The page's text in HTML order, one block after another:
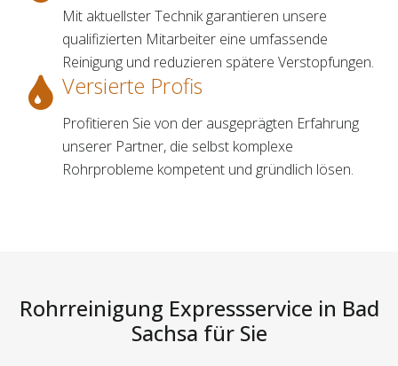
Mit aktuellster Technik garantieren unsere
qualifizierten Mitarbeiter eine umfassende
Reinigung und reduzieren spätere Verstopfungen.
Versierte Profis
Profitieren Sie von der ausgeprägten Erfahrung
unserer Partner, die selbst komplexe
Rohrprobleme kompetent und gründlich lösen.
Rohrreinigung Expressservice in Bad
Sachsa für Sie